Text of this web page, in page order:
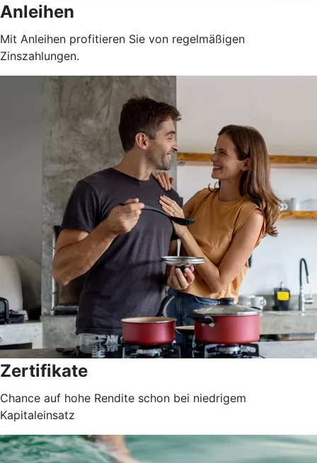
Anleihen
Mit Anleihen profitieren Sie von regelmäßigen
Zinszahlungen.
Zertifikate
Chance auf hohe Rendite schon bei niedrigem
Kapitaleinsatz